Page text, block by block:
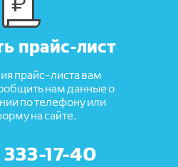
прайс-лист
прайс-листа вам
нам данные о
по телефону или
на сайте.
17-40